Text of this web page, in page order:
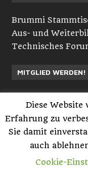
Brummi
Aus- und
Technisches
MITGLIED WERDEN!
Registrieren
Anmelden
Powered by
2019
Diese Website
Erfahrung zu
Sie damit
auch
Cookie-